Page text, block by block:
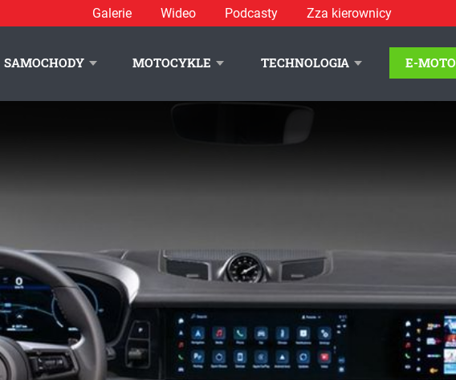
Galerie Wideo Podcasty Zza kierownicy
SAMOCHODY MOTOCYKLE TECHNOLOGIA E-